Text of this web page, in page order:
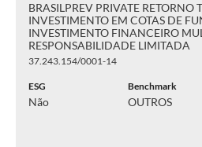
BRASILPREV PRIVATE RETORNO
INVESTIMENTO EM COTAS DE
INVESTIMENTO FINANCEIRO
RESPONSABILIDADE LIMITADA
37.243.154/0001-14
ESG
Não
Benchmark
OUTROS